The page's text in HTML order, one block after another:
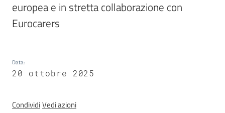
CaregivER
risponde
Emilia-
europea e in stretta collaborazione con
Eurocarers
Data:
20 ottobre 2025
CondividiVedi azioni